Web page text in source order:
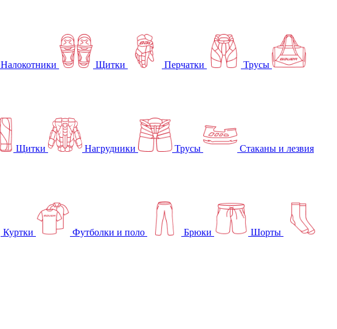
Налокотники Щитки Перчатки Трусы
Щитки Нагрудники Трусы Стаканы и лезвия
Куртки Футболки и поло Брюки
Шорты